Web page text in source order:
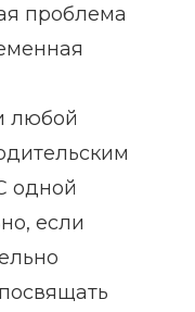
проблема
любой
одной
если